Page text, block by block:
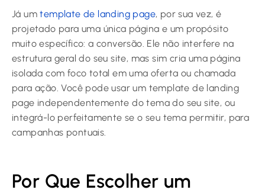
Já umtemplate de landing page, por sua vez, é
projetado para uma única página e um propósito
muito específico: a conversão. Ele não interfere na
estrutura geral do seu site, mas sim cria uma página
isolada com foco total em uma oferta ou chamada
para ação. Você pode usar um template de landing
page independentemente do tema do seu site, ou
integrá-lo perfeitamente se o seu tema permitir, para
campanhas pontuais.
Por Que Escolher um